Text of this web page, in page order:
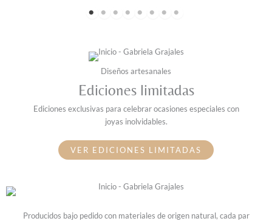
Diseños artesanales
Ediciones limitadas
Ediciones exclusivas para celebrar ocasiones especiales con
joyas inolvidables.
VER EDICIONES LIMITADAS
Producidos bajo pedido con materiales de origen natural, cada par